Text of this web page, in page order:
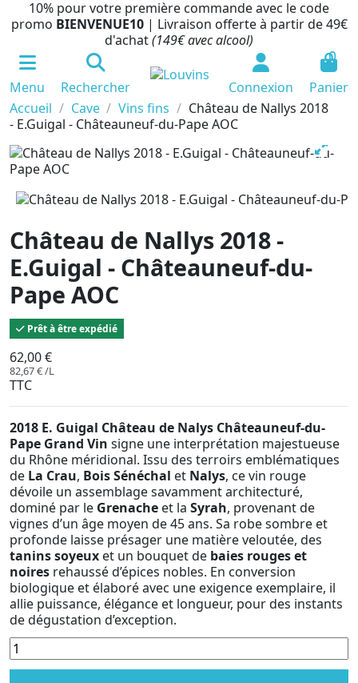
10% pour votre première commande avec le code
promo BIENVENUE10 | Livraison offerte à partir de 49€
d'achat(149€ avec alcool)
Menu Rechercher Connexion
0
Panier
Accueil
Cave Vins fins
Château de Nallys 2018
- E.Guigal - Châteauneuf-du-Pape AOC
Château de Nallys 2018 -
E.Guigal - Châteauneuf-du-
Pape AOC
Prêt à être expédié
62,00 €
82,67 € /L
TTC
2018 E. Guigal Château de Nalys Châteauneuf-du-
Pape Grand Vin signe une interprétation majestueuse
du Rhône méridional. Issu des terroirs emblématiques
de La Crau, Bois Sénéchal et Nalys, ce vin rouge
dévoile un assemblage savamment architecturé,
dominé par le Grenache et la Syrah, provenant de
vignes d’un âge moyen de 45 ans. Sa robe sombre et
profonde laisse présager une matière veloutée, des
tanins soyeux et un bouquet de baies rouges et
noires rehaussé d’épices nobles. En conversion
biologique et élaboré avec une exigence exemplaire, il
allie puissance, élégance et longueur, pour des instants
de dégustation d’exception.